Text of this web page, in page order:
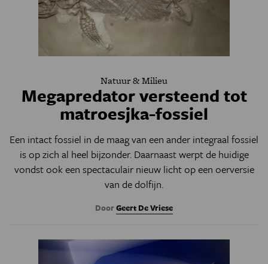
Natuur & Milieu
Megapredator versteend tot
matroesjka-fossiel
Een intact fossiel in de maag van een ander integraal fossiel
is op zich al heel bijzonder. Daarnaast werpt de huidige
vondst ook een spectaculair nieuw licht op een oerversie
van de dolfijn.
DoorGeert De Vriese